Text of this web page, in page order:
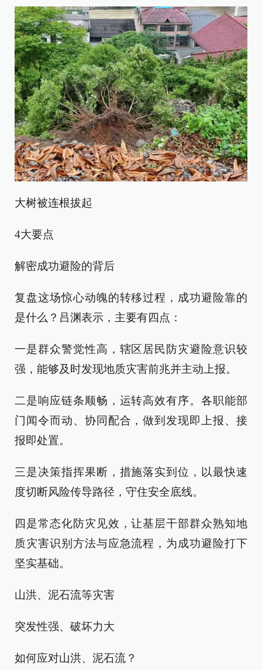
大树被连根拔起
4大要点
解密成功避险的背后
复盘这场惊心动魄的转移过程，成功避险靠的
是什么？吕渊表示，主要有四点：
一是群众警觉性高，辖区居民防灾避险意识较
强，能够及时发现地质灾害前兆并主动上报。
二是响应链条顺畅，运转高效有序。各职能部
门闻令而动、协同配合，做到发现即上报、接
报即处置。
三是决策指挥果断，措施落实到位，以最快速
度切断风险传导路径，守住安全底线。
四是常态化防灾见效，让基层干部群众熟知地
质灾害识别方法与应急流程，为成功避险打下
坚实基础。
山洪、泥石流等灾害
突发性强、破坏力大
如何应对山洪、泥石流？